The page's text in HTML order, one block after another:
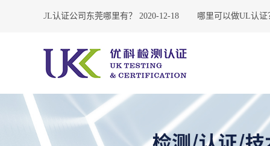
2020-12-18
UL认证公司东莞哪里有？ 哪里可以做UL认证？